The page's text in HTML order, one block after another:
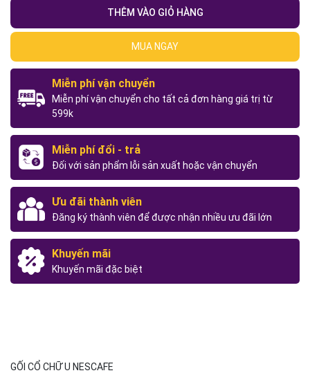
THÊM VÀO GIỎ HÀNG
MUA NGAY
Miễn phí vận chuyển
Miễn phí vận chuyển cho tất cả đơn hàng giá trị từ
599k
Miễn phí đổi - trả
Đối với sản phẩm lỗi sản xuất hoặc vận chuyển
Ưu đãi thành viên
Đăng ký thành viên để được nhận nhiều ưu đãi lớn
Khuyến mãi
Khuyến mãi đặc biệt
GỐI CỔ CHỮ U NESCAFE